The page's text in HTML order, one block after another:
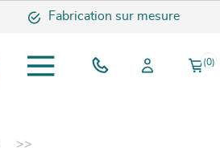
Fabrication sur mesure
(0)
>>